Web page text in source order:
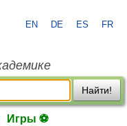
EN DE ES FR
Найти!
Игры ⚽